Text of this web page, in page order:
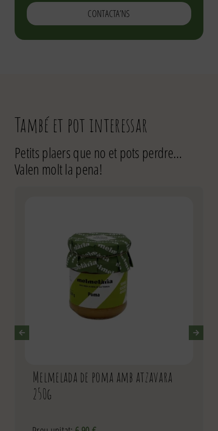
CONTACTA’NS
També et pot interessar
Petits plaers que no et pots perdre…
Valen molt la pena!
Melmelada de poma amb atzavara
250g